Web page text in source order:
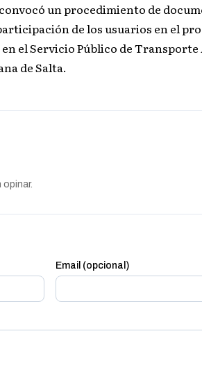
convocó un procedimiento de
de los usuarios en el
el Servicio Público de
de Salta.
opinar.
Email (opcional)